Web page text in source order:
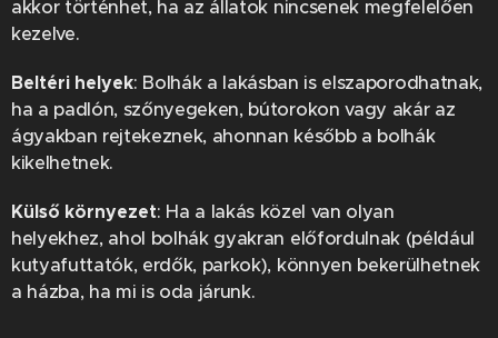
akkor történhet, ha az állatok nincsenek megfelelően
kezelve.
Beltéri helyek: Bolhák a lakásban is elszaporodhatnak,
ha a padlón, szőnyegeken, bútorokon vagy akár az
ágyakban rejtekeznek, ahonnan később a bolhák
kikelhetnek.
Külső környezet: Ha a lakás közel van olyan
helyekhez, ahol bolhák gyakran előfordulnak (például
kutyafuttatók, erdők, parkok), könnyen bekerülhetnek
a házba, ha mi is oda járunk.